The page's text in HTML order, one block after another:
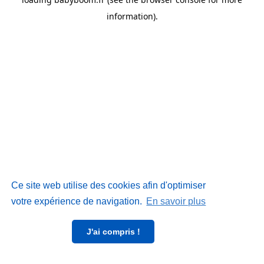
Ce site web utilise des cookies afin d'optimiser
votre expérience de navigation. En savoir plus
J'ai compris !
information).